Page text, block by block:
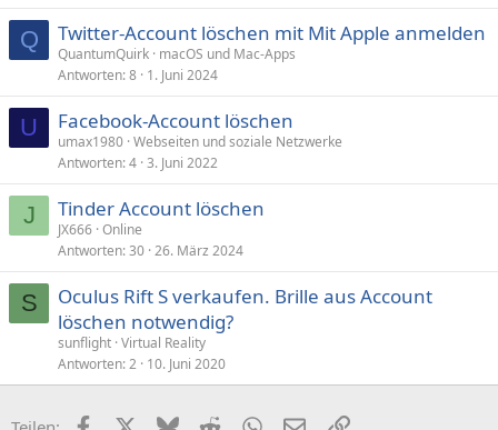
Q Twitter-Account löschen mit Mit Apple anmelden
QuantumQuirk macOS und Mac-Apps
Antworten 8 1. Juni 2024
U Facebook-Account löschen
umax1980 Webseiten und soziale Netzwerke
Antworten 4 3. Juni 2022
J Tinder Account löschen
JX666 Online
Antworten 30 26. März 2024
S
Oculus Rift S verkaufen. Brille aus Account
löschen notwendig?
sunflight Virtual Reality
Antworten 2 10. Juni 2020
FacebookX (Twitter)
BlueskyRedditWhatsApp
E-MailLink